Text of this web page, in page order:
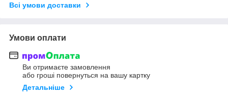
Всі умови доставки
Умови оплати
Ви отримаєте замовлення
або гроші повернуться на вашу картку
Детальніше